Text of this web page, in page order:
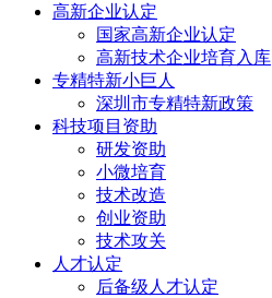
高新企业认定
国家高新企业认定
高新技术企业培育入库
专精特新小巨人
深圳市专精特新政策
科技项目资助
研发资助
小微培育
技术改造
创业资助
技术攻关
人才认定
后备级人才认定